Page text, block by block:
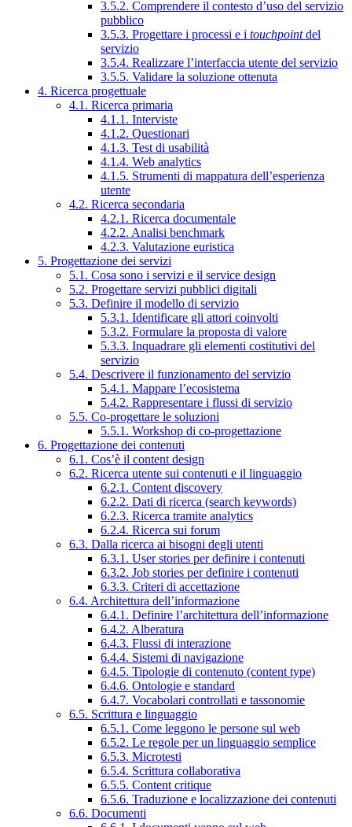
3.5.2. Comprendere il contesto d’uso del servizio
pubblico
3.5.3. Progettare i processi e i touchpointdel
servizio
3.5.4. Realizzare l’interfaccia utente del servizio
3.5.5. Validare la soluzione ottenuta
4. Ricerca progettuale
4.1. Ricerca primaria
4.1.1. Interviste
4.1.2. Questionari
4.1.3. Test di usabilità
4.1.4. Web analytics
4.1.5. Strumenti di mappatura dell’esperienza
utente
4.2. Ricerca secondaria
4.2.1. Ricerca documentale
4.2.2. Analisi benchmark
4.2.3. Valutazione euristica
5. Progettazione dei servizi
5.1. Cosa sono i servizi e il service design
5.2. Progettare servizi pubblici digitali
5.3. Definire il modello di servizio
5.3.1. Identificare gli attori coinvolti
5.3.2. Formulare la proposta di valore
5.3.3. Inquadrare gli elementi costitutivi del
servizio
5.4. Descrivere il funzionamento del servizio
5.4.1. Mappare l’ecosistema
5.4.2. Rappresentare i flussi di servizio
5.5. Co-progettare le soluzioni
5.5.1. Workshop di co-progettazione
6. Progettazione dei contenuti
6.1. Cos’è il content design
6.2. Ricerca utente sui contenuti e il linguaggio
6.2.1. Content discovery
6.2.2. Dati di ricerca (search keywords)
6.2.3. Ricerca tramite analytics
6.2.4. Ricerca sui forum
6.3. Dalla ricerca ai bisogni degli utenti
6.3.1. User stories per definire i contenuti
6.3.2. Job stories per definire i contenuti
6.3.3. Criteri di accettazione
6.4. Architettura dell’informazione
6.4.1. Definire l’architettura dell’informazione
6.4.2. Alberatura
6.4.3. Flussi di interazione
6.4.4. Sistemi di navigazione
6.4.5. Tipologie di contenuto (content type)
6.4.6. Ontologie e standard
6.4.7. Vocabolari controllati e tassonomie
6.5. Scrittura e linguaggio
6.5.1. Come leggono le persone sul web
6.5.2. Le regole per un linguaggio semplice
6.5.3. Microtesti
6.5.4. Scrittura collaborativa
6.5.5. Content critique
6.5.6. Traduzione e localizzazione dei contenuti
6.6. Documenti